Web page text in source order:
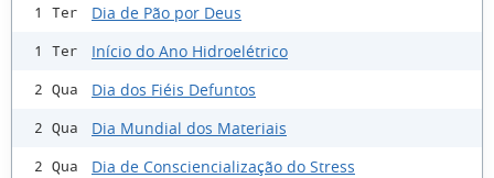
1 Ter Dia de Pão por Deus
1 Ter Início do Ano Hidroelétrico
2 Qua Dia dos Fiéis Defuntos
2 Qua Dia Mundial dos Materiais
2 Qua Dia de Consciencialização do Stress